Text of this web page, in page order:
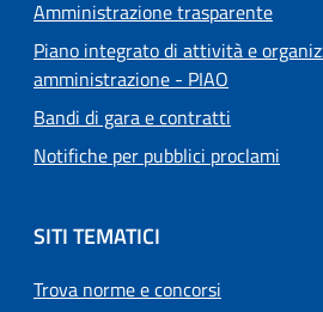
Amministrazione trasparente
Piano integrato di attività e
amministrazione - PIAO
Bandi di gara e contratti
Notifiche per pubblici proclami
SITI TEMATICI
Trova norme e concorsi